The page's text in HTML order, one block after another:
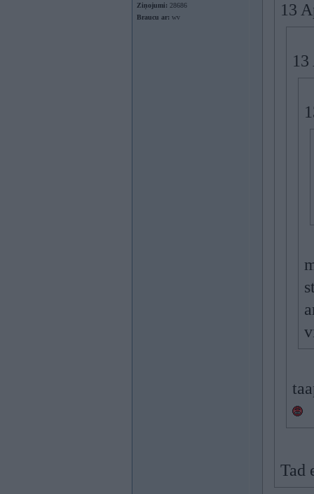
Ziņojumi: 28686
Braucu ar: wv 13
Tad